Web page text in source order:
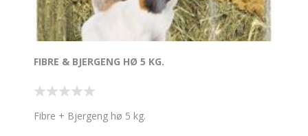
FIBRE & BJERGENG HØ 5 KG.
Fibre + Bjergeng hø 5 kg.